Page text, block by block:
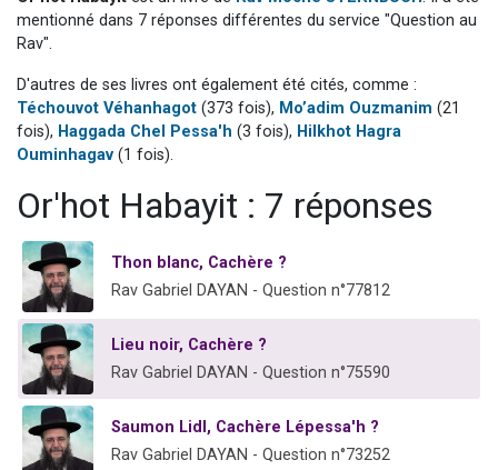
13 personnes viennent de demander une bénédiction
Il reste 49 places pour étudier en groupe sur Zoom
12 nouvelles musiques dans Torah-Box Music
mentionné dans 7 réponses différentes du service "Question au
Rav".
D'autres de ses livres ont également été cités, comme :
Téchouvot Véhanhagot (373 fois), Mo’adim Ouzmanim (21
fois), Haggada Chel Pessa'h (3 fois), Hilkhot Hagra
Ouminhagav (1 fois).
Or'hot Habayit : 7 réponses
Thon blanc, Cachère ?
Rav Gabriel DAYAN - Question n°77812
Lieu noir, Cachère ?
Rav Gabriel DAYAN - Question n°75590
Saumon Lidl, Cachère Lépessa'h ?
Rav Gabriel DAYAN - Question n°73252